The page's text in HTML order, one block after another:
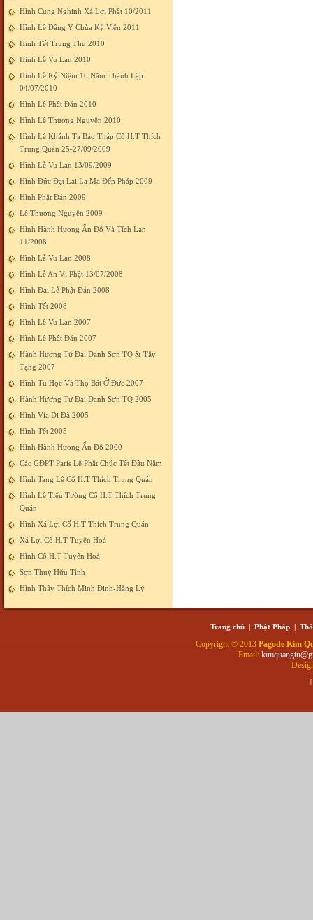
Hình Cung Nghinh Xá Lợi Phật 10/2011
Hình Lễ Dâng Y Chùa Kỳ Viên 2011
Hình Tết Trung Thu 2010
Hình Lễ Vu Lan 2010
Hình Lễ Kỷ Niệm 10 Năm Thành Lập
04/07/2010
Hình Lễ Phật Đản 2010
Hình Lễ Thượng Nguyên 2010
Hình Lễ Khánh Tạ Bảo Tháp Cố H.T Thích
Trung Quán 25-27/09/2009
Hình Lễ Vu Lan 13/09/2009
Hình Đức Đạt Lai La Ma Đến Pháp 2009
Hình Phật Đản 2009
Lễ Thượng Nguyên 2009
Hình Hành Hương Ấn Độ Và Tích Lan
11/2008
Hình Lễ Vu Lan 2008
Hình Lễ An Vị Phật 13/07/2008
Hình Đại Lễ Phật Đản 2008
Hình Tết 2008
Hình Lễ Vu Lan 2007
Hình Lễ Phật Đản 2007
Hành Hương Tứ Đại Danh Sơn TQ & Tây
Tạng 2007
Hình Tu Học Và Thọ Bát Ở Đức 2007
Hành Hương Tứ Đại Danh Sơn TQ 2005
Hình Vía Di Đà 2005
Hình Tết 2005
Hình Hành Hương Ấn Độ 2000
Các GĐPT Paris Lễ Phật Chúc Tết Đầu Năm
Hình Tang Lễ Cố H.T Thích Trung Quán
Hình Lễ Tiểu Tường Cố H.T Thích Trung
Quán
Hình Xá Lợi Cố H.T Thích Trung Quán
Xá Lợi Cố H.T Tuyên Hoá
Hình Cố H.T Tuyên Hoá
Sơn Thuỷ Hữu Tình
Hình Thầy Thích Minh Định-Hằng Lý
Trang chủ | Phật Pháp |
Copyright © 2013 Pagode Kim
Email: